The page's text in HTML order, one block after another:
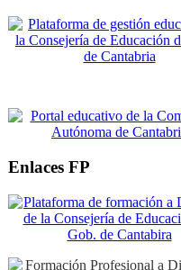
Enlaces FP